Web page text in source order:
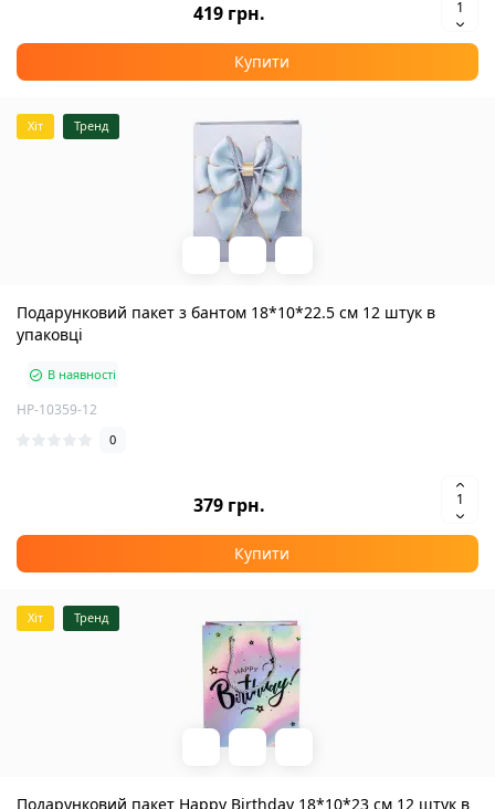
419 грн.
Купити
Хіт Тренд
Подарунковий пакет з бантом 18*10*22.5 см 12 штук в
упаковці
В наявності
HP-10359-12
0
379 грн.
Купити
Хіт Тренд
Подарунковий пакет Happy Birthday 18*10*23 см 12 штук в